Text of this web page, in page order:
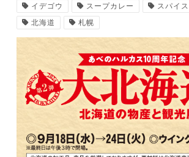
イデゴウ
スープカレー スパイス
北海道
札幌